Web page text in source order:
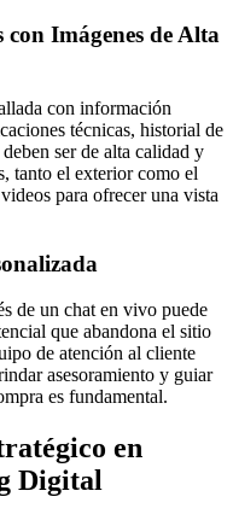
con Imágenes de Alta
con información
técnicas, historial de
ser de alta calidad y
tanto el exterior como el
para ofrecer una vista
de un chat en vivo puede
que abandona el sitio
de atención al cliente
asesoramiento y guiar
es fundamental.
en
Digital